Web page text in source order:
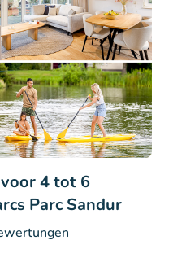
4 tot 6
Parc Sandur